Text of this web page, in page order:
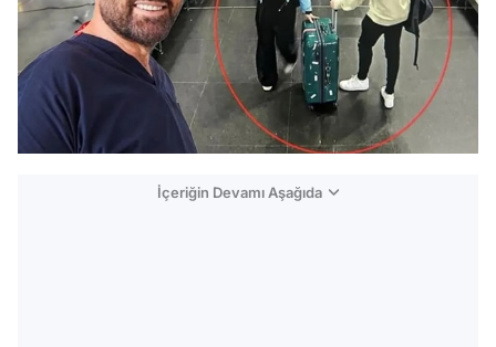
İçeriğin Devamı Aşağıda